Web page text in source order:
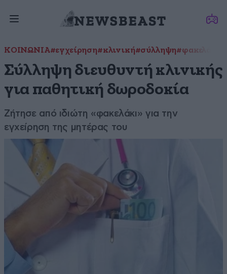
ΚΟΙΝΩΝΙΑ#εγχείρηση#κλινική#σύλληψη#φακελάκι
Σύλληψη διευθυντή κλινικής
για παθητική δωροδοκία
Ζήτησε από ιδιώτη «φακελάκι» για την
εγχείρηση της μητέρας του